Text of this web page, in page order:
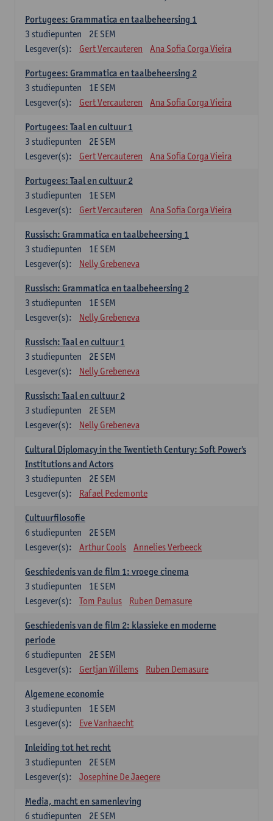
Portugees: Grammatica en taalbeheersing 1
2E SEM
3 studiepunten
Lesgever(s):
Gert Vercauteren Ana Sofia Corga Vieira
Portugees: Grammatica en taalbeheersing 2
1E SEM
3 studiepunten
Lesgever(s):
Gert Vercauteren Ana Sofia Corga Vieira
Portugees: Taal en cultuur 1
2E SEM
3 studiepunten
Lesgever(s):
Gert Vercauteren Ana Sofia Corga Vieira
Portugees: Taal en cultuur 2
1E SEM
3 studiepunten
Lesgever(s):
Gert Vercauteren Ana Sofia Corga Vieira
Russisch: Grammatica en taalbeheersing 1
1E SEM
3 studiepunten
Lesgever(s):
Nelly Grebeneva
Russisch: Grammatica en taalbeheersing 2
1E SEM
3 studiepunten
Lesgever(s):
Nelly Grebeneva
Russisch: Taal en cultuur 1
2E SEM
3 studiepunten
Lesgever(s):
Nelly Grebeneva
Russisch: Taal en cultuur 2
2E SEM
3 studiepunten
Lesgever(s):
Nelly Grebeneva
Cultural Diplomacy in the Twentieth Century: Soft Power's
Institutions and Actors
2E SEM
3 studiepunten
Lesgever(s):
Rafael Pedemonte
Cultuurfilosofie
2E SEM
6 studiepunten
Lesgever(s):
Arthur Cools Annelies Verbeeck
Geschiedenis van de film 1: vroege cinema
1E SEM
3 studiepunten
Lesgever(s):
Tom Paulus Ruben Demasure
Geschiedenis van de film 2: klassieke en moderne
periode
2E SEM
6 studiepunten
Lesgever(s):
Gertjan Willems Ruben Demasure
Algemene economie
1E SEM
3 studiepunten
Lesgever(s):
Eve Vanhaecht
Inleiding tot het recht
2E SEM
3 studiepunten
Lesgever(s):
Josephine De Jaegere
Media, macht en samenleving
2E SEM
6 studiepunten